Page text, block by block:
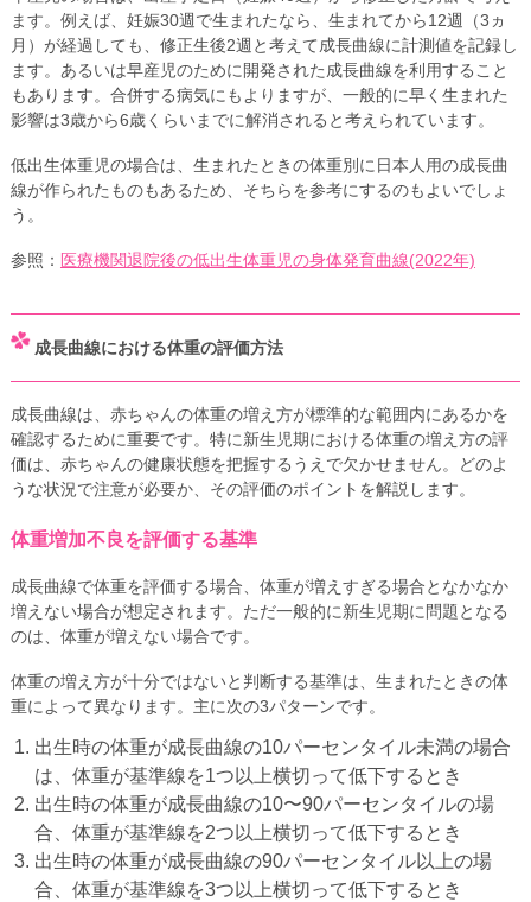
ます。例えば、妊娠30週で生まれたなら、生まれてから12週（3ヵ
月）が経過しても、修正生後2週と考えて成長曲線に計測値を記録し
ます。あるいは早産児のために開発された成長曲線を利用すること
もあります。合併する病気にもよりますが、一般的に早く生まれた
影響は3歳から6歳くらいまでに解消されると考えられています。
低出生体重児の場合は、生まれたときの体重別に日本人用の成長曲
線が作られたものもあるため、そちらを参考にするのもよいでしょ
う。
参照： 医療機関退院後の低出生体重児の身体発育曲線(2022年)
成長曲線における体重の評価方法
成長曲線は、赤ちゃんの体重の増え方が標準的な範囲内にあるかを
確認するために重要です。特に新生児期における体重の増え方の評
価は、赤ちゃんの健康状態を把握するうえで欠かせません。どのよ
うな状況で注意が必要か、その評価のポイントを解説します。
体重増加不良を評価する基準
成長曲線で体重を評価する場合、体重が増えすぎる場合となかなか
増えない場合が想定されます。ただ一般的に新生児期に問題となる
のは、体重が増えない場合です。
体重の増え方が十分ではないと判断する基準は、生まれたときの体
重によって異なります。主に次の3パターンです。
出生時の体重が成長曲線の10パーセンタイル未満の場合
は、体重が基準線を1つ以上横切って低下するとき
出生時の体重が成長曲線の10〜90パーセンタイルの場
合、体重が基準線を2つ以上横切って低下するとき
出生時の体重が成長曲線の90パーセンタイル以上の場
合、体重が基準線を3つ以上横切って低下するとき